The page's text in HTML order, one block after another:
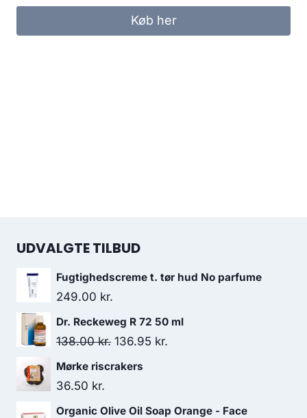
Køb her
UDVALGTE TILBUD
Fugtighedscreme t. tør hud No parfume
249.00 kr.
Dr. Reckeweg R 72 50 ml
138.00kr. Den
oprindelige
136.95 kr.
Mørke riscrakers
36.50 kr.
Organic Olive Oil Soap Orange - Face